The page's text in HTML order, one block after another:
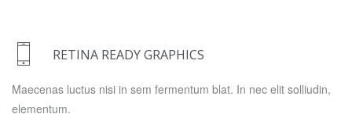
RETINA READY GRAPHICS
Maecenas luctus nisi in sem fermentum blat. In nec elit solliudin,
elementum.